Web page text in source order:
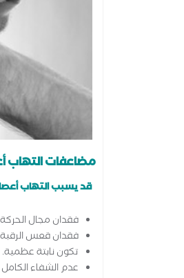
مضاعفات التهاب
قد يسبب التهاب
فقدان مجال الحركة
فقدان قعس
تكون نابتة عظمية.
عدم الشفاء